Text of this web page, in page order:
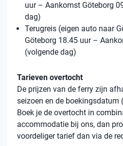
uur – Aankomst Göteborg
dag)
Terugreis (eigen auto naar
Göteborg 18.45 uur –
(volgende dag)
Tarieven overtocht
De prijzen van de ferry zijn
seizoen en de boekingsdatum
Boek je de overtocht in
accommodatie bij ons, dan
voordeliger tarief dan via de